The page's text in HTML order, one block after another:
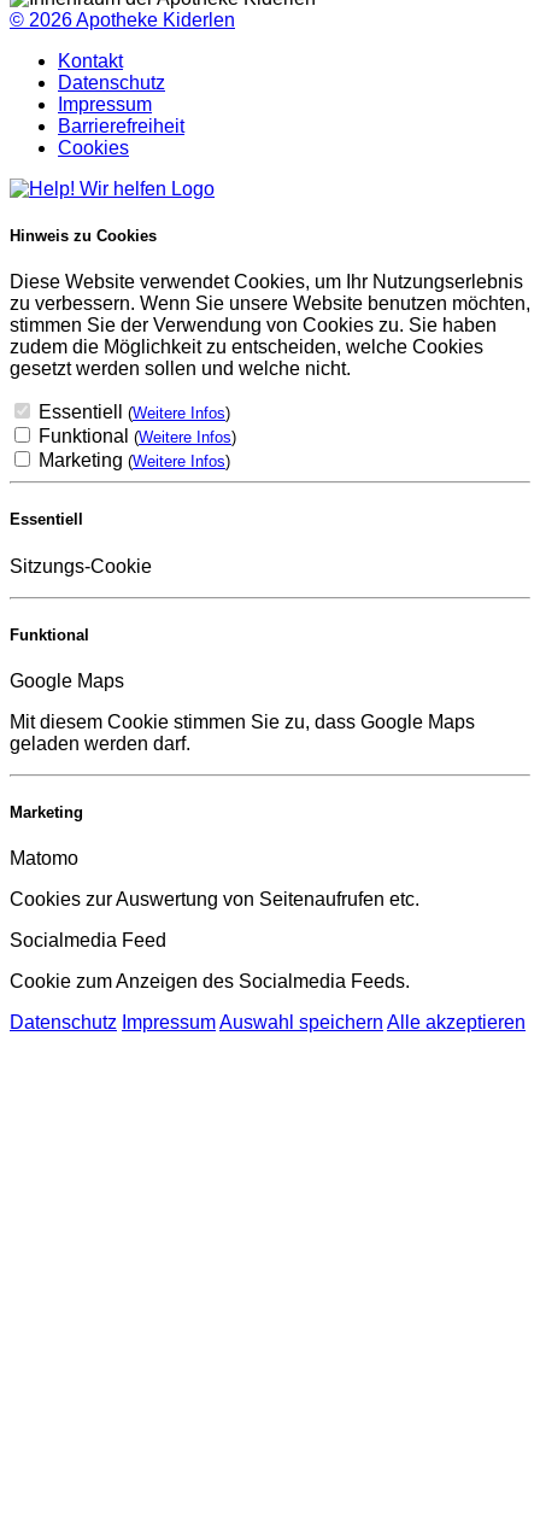
© 2026Apotheke Kiderlen
Kontakt
Datenschutz
Impressum
Barrierefreiheit
Cookies
Hinweis zu Cookies
Diese Website verwendet Cookies, um Ihr Nutzungserlebnis
zu verbessern. Wenn Sie unsere Website benutzen möchten,
stimmen Sie der Verwendung von Cookies zu. Sie haben
zudem die Möglichkeit zu entscheiden, welche Cookies
gesetzt werden sollen und welche nicht.
Essentiell (Weitere Infos)
Funktional (Weitere Infos)
Marketing (Weitere Infos)
Essentiell
Sitzungs-Cookie
Funktional
Google Maps
Mit diesem Cookie stimmen Sie zu, dass Google Maps
geladen werden darf.
Marketing
Matomo
Cookies zur Auswertung von Seitenaufrufen etc.
Socialmedia Feed
Cookie zum Anzeigen des Socialmedia Feeds.
Datenschutz ImpressumAuswahl speichern Alle akzeptieren